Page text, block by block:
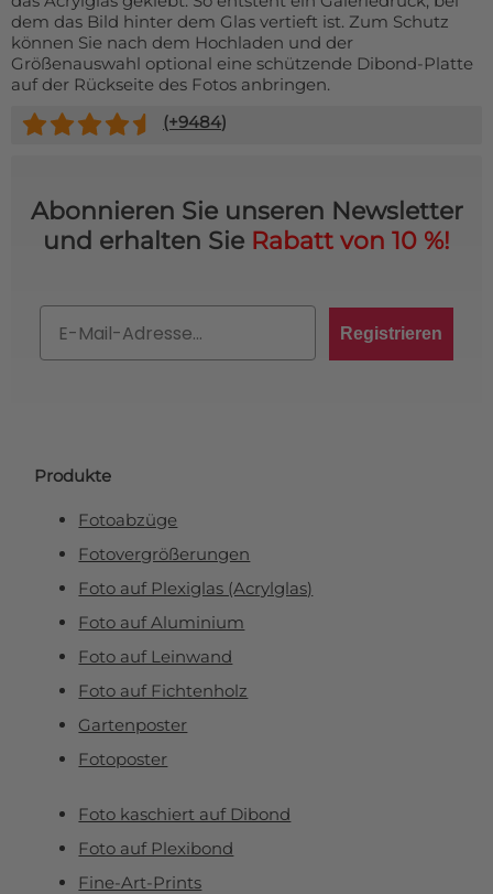
dem das Bild hinter dem Glas vertieft ist. Zum Schutz
können Sie nach dem Hochladen und der
Größenauswahl optional eine schützende Dibond-Platte
auf der Rückseite des Fotos anbringen.
(+9484)
Abonnieren Sie unseren Newsletter
und erhalten Sie Rabatt von 10 %!
Registrieren
Produkte
Fotoabzüge
Fotovergrößerungen
Foto auf Plexiglas (Acrylglas)
Foto auf Aluminium
Foto auf Leinwand
Foto auf Fichtenholz
Gartenposter
Fotoposter
Foto kaschiert auf Dibond
Foto auf Plexibond
Fine-Art-Prints